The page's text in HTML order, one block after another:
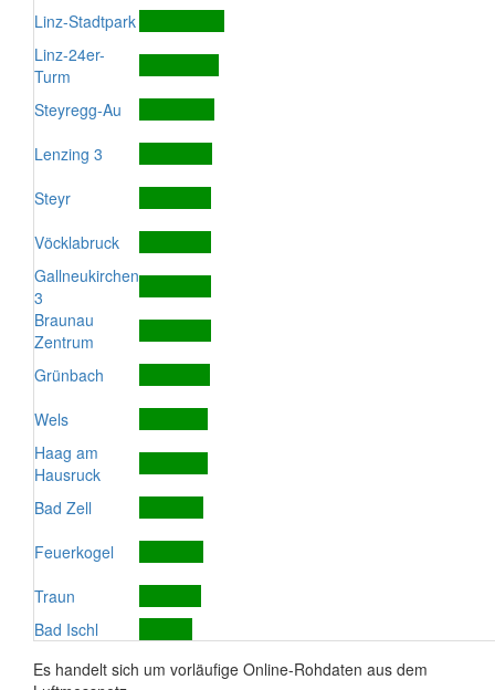
Linz-Stadtpark
Linz-24er-
Turm
Steyregg-Au
Lenzing 3
Steyr
Vöcklabruck
Gallneukirchen
3
Braunau
Zentrum
Grünbach
Wels
Haag am
Hausruck
Bad Zell
Feuerkogel
Traun
Bad Ischl
Es handelt sich um vorläufige Online-Rohdaten aus dem